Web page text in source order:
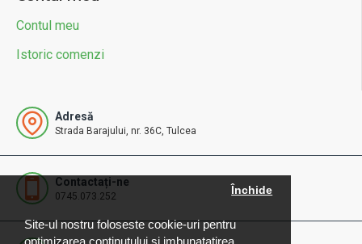
Site-ul nostru foloseste cookie-uri pentru
Închide
Contul meu
Istoric comenzi
Adresă
Strada Barajului, nr. 36C, Tulcea
Contactați-ne
0745.073.252